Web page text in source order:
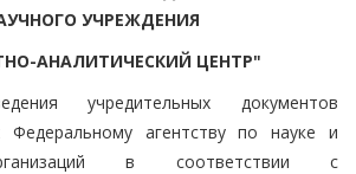
УЧРЕЖДЕНИЯ
АНАЛИТИЧЕСКИЙ ЦЕНТР"
учредительных документов
Федеральному агентству по науке и
в соответствии с